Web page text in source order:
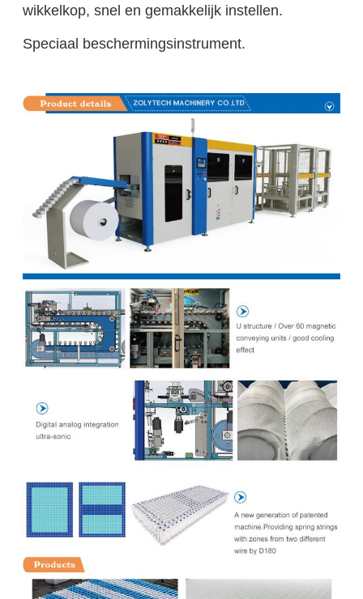
wikkelkop, snel en gemakkelijk instellen.
Speciaal beschermingsinstrument.